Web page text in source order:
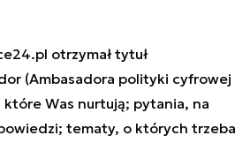
otrzymał tytuł
(Ambasadora polityki cyfrowej
które Was nurtują; pytania, na
tematy, o których trzeba